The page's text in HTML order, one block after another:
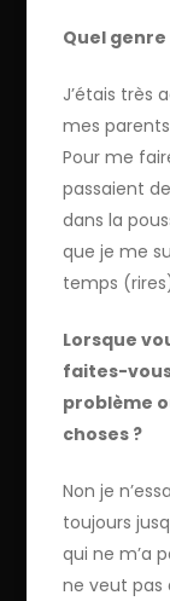
Quel
J’étais très
mes
Pour me
passaient
dans la
que je me
temps
Lorsque
faites-
problème
choses ?
Non je
toujours
qui ne m’a
ne veut pas